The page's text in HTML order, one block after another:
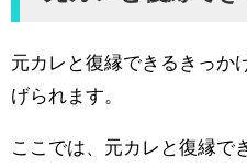
元カレと復縁できるきっか
げられます。
ここでは、元カレと復縁で